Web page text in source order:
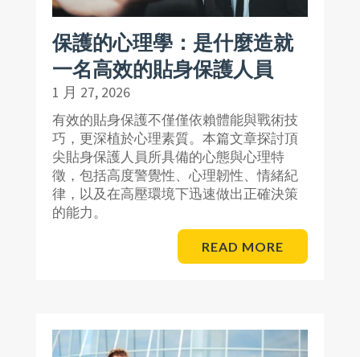
保護的心理學：是什麼造就
一名高效的貼身保護人員
1 月 27, 2026
有效的貼身保護不僅僅依賴體能與戰術技
巧，更深植於心理素質。本篇文章探討頂
尖貼身保護人員所具備的心態與心理特
徵，包括高度警覺性、心理韌性、情緒紀
律，以及在高壓環境下迅速做出正確決策
的能力。
READ MORE